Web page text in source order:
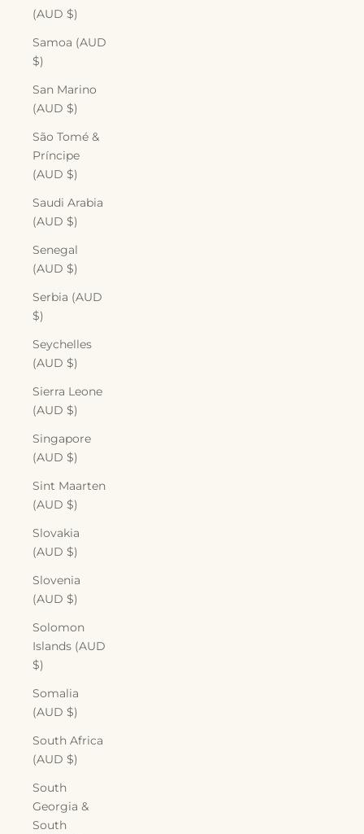
(AUD $)
Samoa (AUD
$)
San Marino
(AUD $)
São Tomé &
Príncipe
(AUD $)
Saudi Arabia
(AUD $)
Senegal
(AUD $)
Serbia (AUD
$)
Seychelles
(AUD $)
Sierra Leone
(AUD $)
Singapore
(AUD $)
Sint Maarten
(AUD $)
Slovakia
(AUD $)
Slovenia
(AUD $)
Solomon
Islands (AUD
$)
Somalia
(AUD $)
South Africa
(AUD $)
South
Georgia &
South